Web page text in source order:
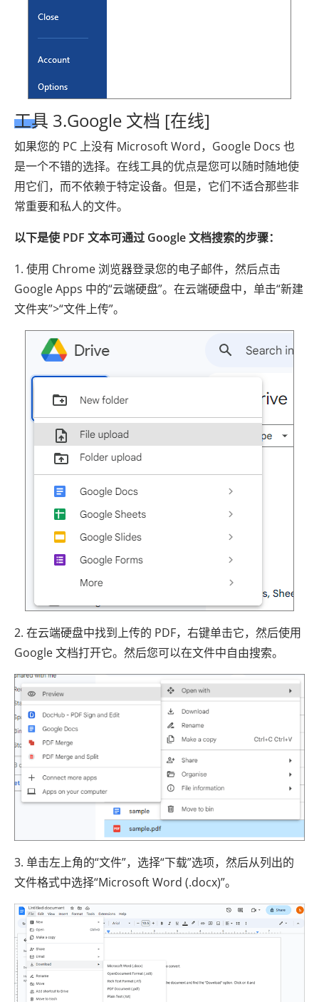
工具 3.Google 文档 [在线]
如果您的 PC 上没有 Microsoft Word，Google Docs 也
是一个不错的选择。在线工具的优点是您可以随时随地使
用它们，而不依赖于特定设备。但是，它们不适合那些非
常重要和私人的文件。
以下是使 PDF 文本可通过 Google 文档搜索的步骤：
1. 使用 Chrome 浏览器登录您的电子邮件，然后点击
Google Apps 中的“云端硬盘”。在云端硬盘中，单击“新建
文件夹”>“文件上传”。
2. 在云端硬盘中找到上传的 PDF，右键单击它，然后使用
Google 文档打开它。然后您可以在文件中自由搜索。
3. 单击左上角的“文件”，选择“下载”选项，然后从列出的
文件格式中选择“Microsoft Word (.docx)”。